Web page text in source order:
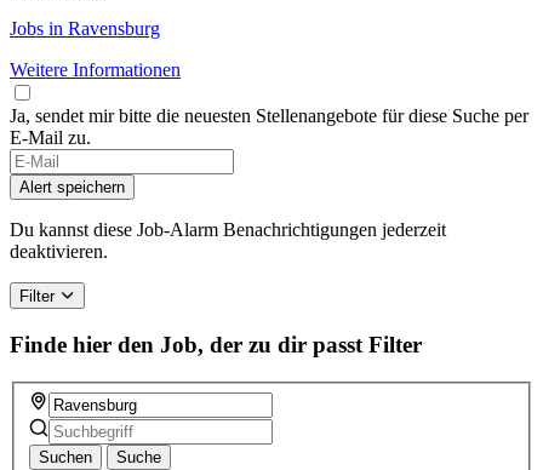
Jobs in Ravensburg
Weitere Informationen
Ja, sendet mir bitte die neuesten Stellenangebote für diese Suche per
E-Mail zu.
If
you
are
a
human,
this
field
Alert speichern
Du kannst diese Job-Alarm Benachrichtigungen jederzeit
deaktivieren.
Filter
Finde hier den Job, der zu dir passt Filter
Suchen Suche